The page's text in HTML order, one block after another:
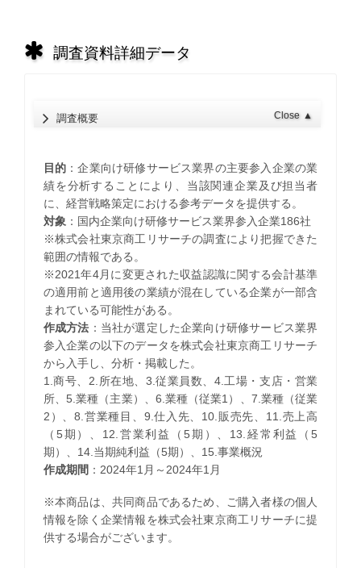
調査資料詳細データ
調査概要 Close ▲
目的 ：企業向け研修サービス業界の主要参入企業の業
績を分析することにより、当該関連企業及び担当者
に、経営戦略策定における参考データを提供する。
対象：国内企業向け研修サービス業界参入企業186社
※株式会社東京商工リサーチの調査により把握できた
範囲の情報である。
※2021年4月に変更された収益認識に関する会計基準
の適用前と適用後の業績が混在している企業が一部含
まれている可能性がある。
作成方法 ：当社が選定した企業向け研修サービス業界
参入企業の以下のデータを株式会社東京商工リサーチ
から入手し、分析・掲載した。
1.商号、2.所在地、3.従業員数、4.工場・支店・営業
所、5.業種（主業）、6.業種（従業1）、7.業種（従業
2）、8.営業種目、9.仕入先、10.販売先、11.売上高
（5期）、12.営業利益（5期）、13.経常利益（5
期）、14.当期純利益（5期）、15.事業概況
作成期間 ：2024年1月～2024年1月
※本商品は、共同商品であるため、ご購入者様の個人
情報を除く企業情報を株式会社東京商工リサーチに提
供する場合がございます。